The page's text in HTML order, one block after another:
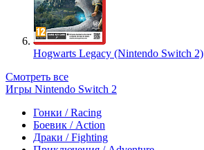
Hogwarts Legacy (Nintendo Switch 2)
Смотреть все
Игры Nintendo Switch 2
Гонки / Racing
Боевик / Action
Драки / Fighting